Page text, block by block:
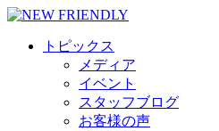
トピックス
メディア
イベント
スタッフブログ
お客様の声